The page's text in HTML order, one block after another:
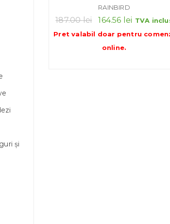
și
RAINBIRD
187.00lei
Prețul
inițial
a
164.56 lei Prețul
curent
TVA
Pret valabil doar pentru
online.